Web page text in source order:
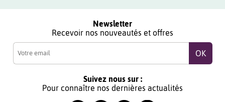
Newsletter
Recevoir nos nouveautés et offres
Suivez nous sur :
Pour connaître nos dernières actualités